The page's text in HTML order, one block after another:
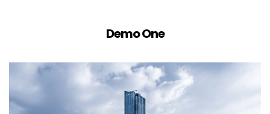
Demo One